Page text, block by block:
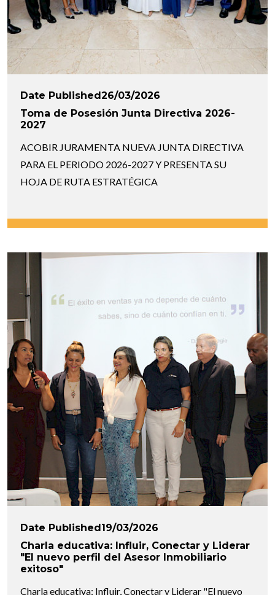
Date Published26/03/2026
Toma de Posesión Junta Directiva 2026-
2027
ACOBIR JURAMENTA NUEVA JUNTA DIRECTIVA
PARA EL PERIODO 2026-2027 Y PRESENTA SU
HOJA DE RUTA ESTRATÉGICA
Date Published19/03/2026
Charla educativa: Influir, Conectar y Liderar
"El nuevo perfil del Asesor Inmobiliario
exitoso"
Charla educativa: Influir, Conectar y Liderar "El nuevo